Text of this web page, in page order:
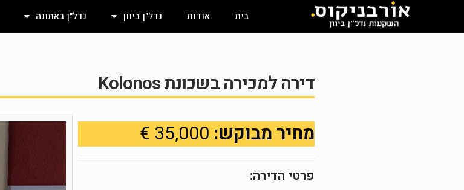
בית אודות נדל"ן ביוון נדל"ן באתונה
דירה למכירה בשכונת Kolonos
מחיר מבוקש:
פרטי הדירה: